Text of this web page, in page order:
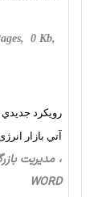
0 Kb,
رویکرد جدیدي
آتي بازار
WORD